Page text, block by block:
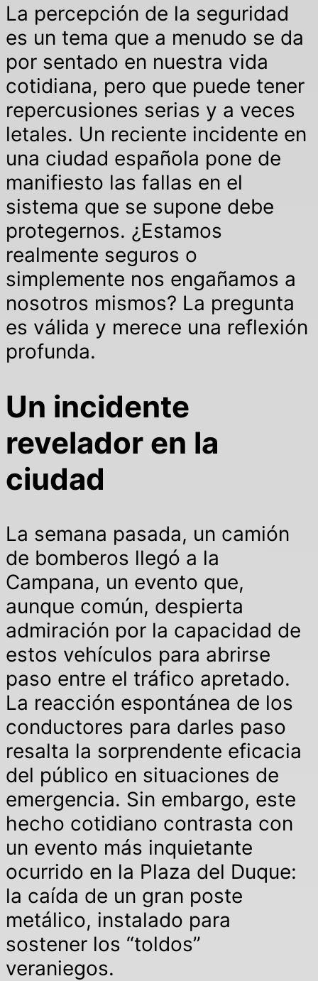
La percepción de la seguridad
es un tema que a menudo se da
por sentado en nuestra vida
cotidiana, pero que puede tener
repercusiones serias y a veces
letales. Un reciente incidente en
una ciudad española pone de
manifiesto las fallas en el
sistema que se supone debe
protegernos. ¿Estamos
realmente seguros o
simplemente nos engañamos a
nosotros mismos? La pregunta
es válida y merece una reflexión
profunda.
Un incidente
revelador en la
ciudad
La semana pasada, un camión
de bomberos llegó a la
Campana, un evento que,
aunque común, despierta
admiración por la capacidad de
estos vehículos para abrirse
paso entre el tráfico apretado.
La reacción espontánea de los
conductores para darles paso
resalta la sorprendente eficacia
del público en situaciones de
emergencia. Sin embargo, este
hecho cotidiano contrasta con
un evento más inquietante
ocurrido en la Plaza del Duque:
la caída de un gran poste
metálico, instalado para
sostener los “toldos”
veraniegos.